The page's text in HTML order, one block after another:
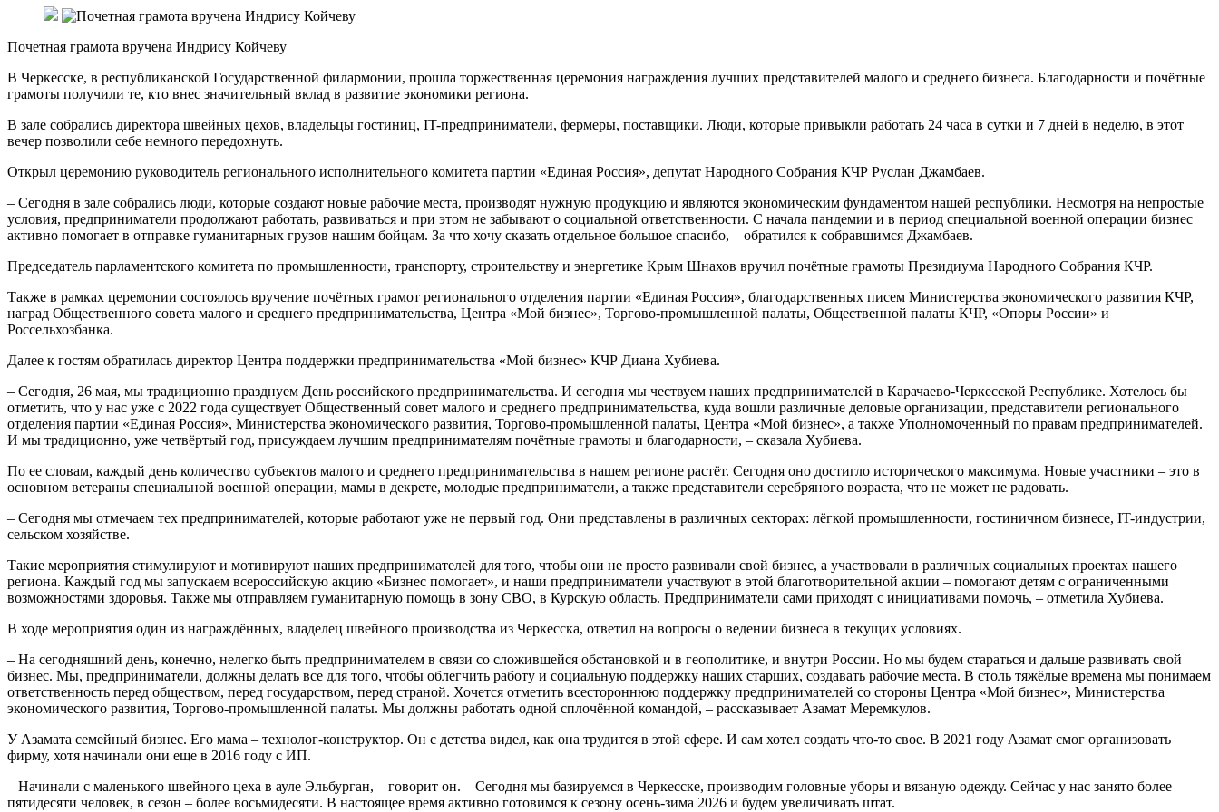
Почетная грамота вручена Индрису Койчеву
В Черкесске, в республиканской Государственной филармонии, прошла торжественная церемония награждения лучших представителей малого и среднего бизнеса. Благодарности и почётные
грамоты получили те, кто внес значительный вклад в развитие экономики региона.
В зале собрались директора швейных цехов, владельцы гостиниц, IT-предприниматели, фермеры, поставщики. Люди, которые привыкли работать 24 часа в сутки и 7 дней в неделю, в этот
вечер позволили себе немного передохнуть.
Открыл церемонию руководитель регионального исполнительного комитета партии «Единая Россия», депутат Народного Собрания КЧР Руслан Джамбаев.
– Сегодня в зале собрались люди, которые создают новые рабочие места, производят нужную продукцию и являются экономическим фундаментом нашей республики. Несмотря на непростые
условия, предприниматели продолжают работать, развиваться и при этом не забывают о социальной ответственности. С начала пандемии и в период специальной военной операции бизнес
активно помогает в отправке гуманитарных грузов нашим бойцам. За что хочу сказать отдельное большое спасибо, – обратился к собравшимся Джамбаев.
Председатель парламентского комитета по промышленности, транспорту, строительству и энергетике Крым Шнахов вручил почётные грамоты Президиума Народного Собрания КЧР.
Также в рамках церемонии состоялось вручение почётных грамот регионального отделения партии «Единая Россия», благодарственных писем Министерства экономического развития КЧР,
наград Общественного совета малого и среднего предпринимательства, Центра «Мой бизнес», Торгово-промышленной палаты, Общественной палаты КЧР, «Опоры России» и
Россельхозбанка.
Далее к гостям обратилась директор Центра поддержки предпринимательства «Мой бизнес» КЧР Диана Хубиева.
– Сегодня, 26 мая, мы традиционно празднуем День российского предпринимательства. И сегодня мы чествуем наших предпринимателей в Карачаево-Черкесской Республике. Хотелось бы
отметить, что у нас уже с 2022 года существует Общественный совет малого и среднего предпринимательства, куда вошли различные деловые организации, представители регионального
отделения партии «Единая Россия», Министерства экономического развития, Торгово-промышленной палаты, Центра «Мой бизнес», а также Уполномоченный по правам предпринимателей.
И мы традиционно, уже четвёртый год, присуждаем лучшим предпринимателям почётные грамоты и благодарности, – сказала Хубиева.
По ее словам, каждый день количество субъектов малого и среднего предпринимательства в нашем регионе растёт. Сегодня оно достигло исторического максимума. Новые участники – это в
основном ветераны специальной военной операции, мамы в декрете, молодые предприниматели, а также представители серебряного возраста, что не может не радовать.
– Сегодня мы отмечаем тех предпринимателей, которые работают уже не первый год. Они представлены в различных секторах: лёгкой промышленности, гостиничном бизнесе, IT-индустрии,
сельском хозяйстве.
Такие мероприятия стимулируют и мотивируют наших предпринимателей для того, чтобы они не просто развивали свой бизнес, а участвовали в различных социальных проектах нашего
региона. Каждый год мы запускаем всероссийскую акцию «Бизнес помогает», и наши предприниматели участвуют в этой благотворительной акции – помогают детям с ограниченными
возможностями здоровья. Также мы отправляем гуманитарную помощь в зону СВО, в Курскую область. Предприниматели сами приходят с инициативами помочь, – отметила Хубиева.
В ходе мероприятия один из награждённых, владелец швейного производства из Черкесска, ответил на вопросы о ведении бизнеса в текущих условиях.
– На сегодняшний день, конечно, нелегко быть предпринимателем в связи со сложившейся обстановкой и в геополитике, и внутри России. Но мы будем стараться и дальше развивать свой
бизнес. Мы, предприниматели, должны делать все для того, чтобы облегчить работу и социальную поддержку наших старших, создавать рабочие места. В столь тяжёлые времена мы понимаем
ответственность перед обществом, перед государством, перед страной. Хочется отметить всестороннюю поддержку предпринимателей со стороны Центра «Мой бизнес», Министерства
экономического развития, Торгово-промышленной палаты. Мы должны работать одной сплочённой командой, – рассказывает Азамат Меремкулов.
У Азамата семейный бизнес. Его мама – технолог-конструктор. Он с детства видел, как она трудится в этой сфере. И сам хотел создать что-то свое. В 2021 году Азамат смог организовать
фирму, хотя начинали они еще в 2016 году с ИП.
– Начинали с маленького швейного цеха в ауле Эльбурган, – говорит он. – Сегодня мы базируемся в Черкесске, производим головные уборы и вязаную одежду. Сейчас у нас занято более
пятидесяти человек, в сезон – более восьмидесяти. В настоящее время активно готовимся к сезону осень-зима 2026 и будем увеличивать штат.